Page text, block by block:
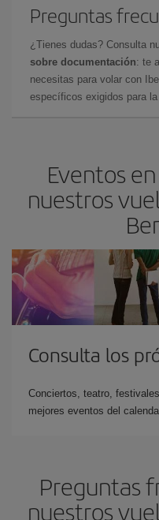
Preguntas
¿Tienes dudas? Consulta
sobre documentación: te
necesitas para volar con
específicos exigidos para la
Eventos
nuestros
Consulta los
Conciertos, teatro,
mejores eventos del
Preguntas
nuestros